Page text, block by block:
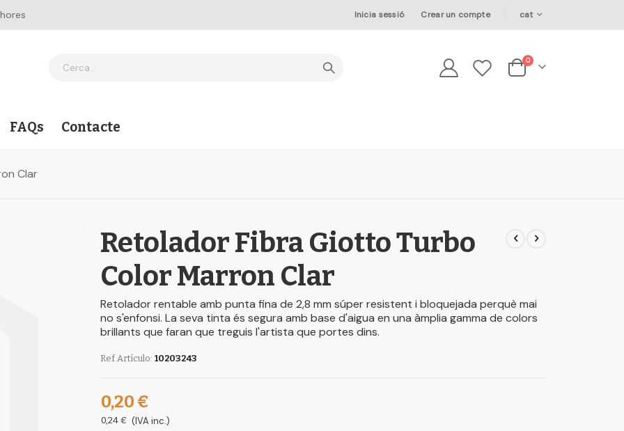
Inicia sessió Crear un compte Language
cat
Cesta
0elements
FAQs Contacte
Clar
Retolador Fibra Giotto Turbo
Color Marron Clar
Retolador rentable amb punta fina de 2,8 mm súper resistent i bloquejada perquè mai
no s'enfonsi. La seva tinta és segura amb base d'aigua en una àmplia gamma de colors
brillants que faran que treguis l'artista que portes dins.
Ref.Artículo 10203243
0,20 €
0,24 € (IVA inc.)